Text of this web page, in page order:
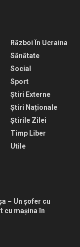
Război În Ucraina
Sănătate
Social
Sport
Știri Externe
Știri Naționale
Știrile Zilei
Timp Liber
Utile
– Un șofer cu
cu mașina în